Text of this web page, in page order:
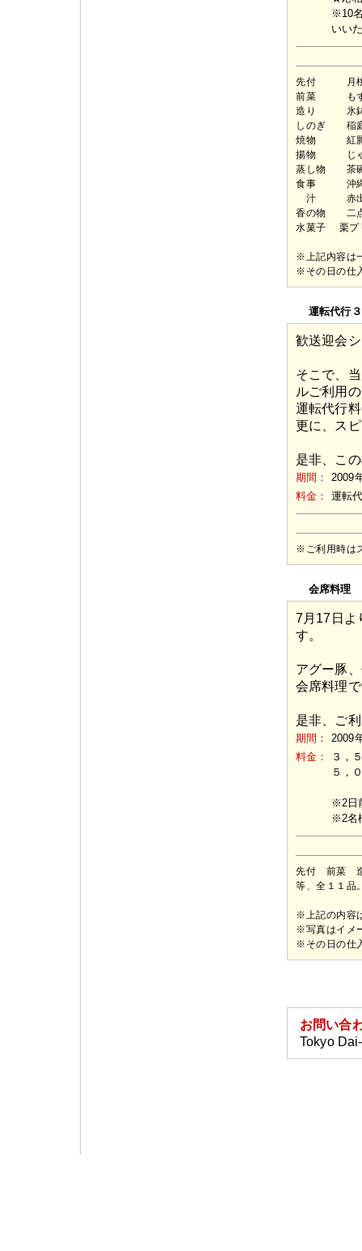
※10
いい
先付 月桃
前菜 もず
造り 氷鉢
しのぎ 稲庭
焼物 紅豚
揚物 じゃ
蒸し物 茶碗
食事 沖縄
汁 赤出
香の物 二
水菓子 栗プ
※上記内容は
※その日の仕
運転代行
歓送迎会
そこで、
ルご利用
運転代行
更に、ス
是非、こ
期間： 2009
料金： 運転
※ご利用時は
会席料理
7月17日よ
す。
アグー豚
会席料理
是非、ご
期間： 2009
料金：
３，
５，
※2日
※2名
先付 前菜
等、全１１品
※上記の内容
※写真はイメ
※その日の仕
お問い合
Tokyo